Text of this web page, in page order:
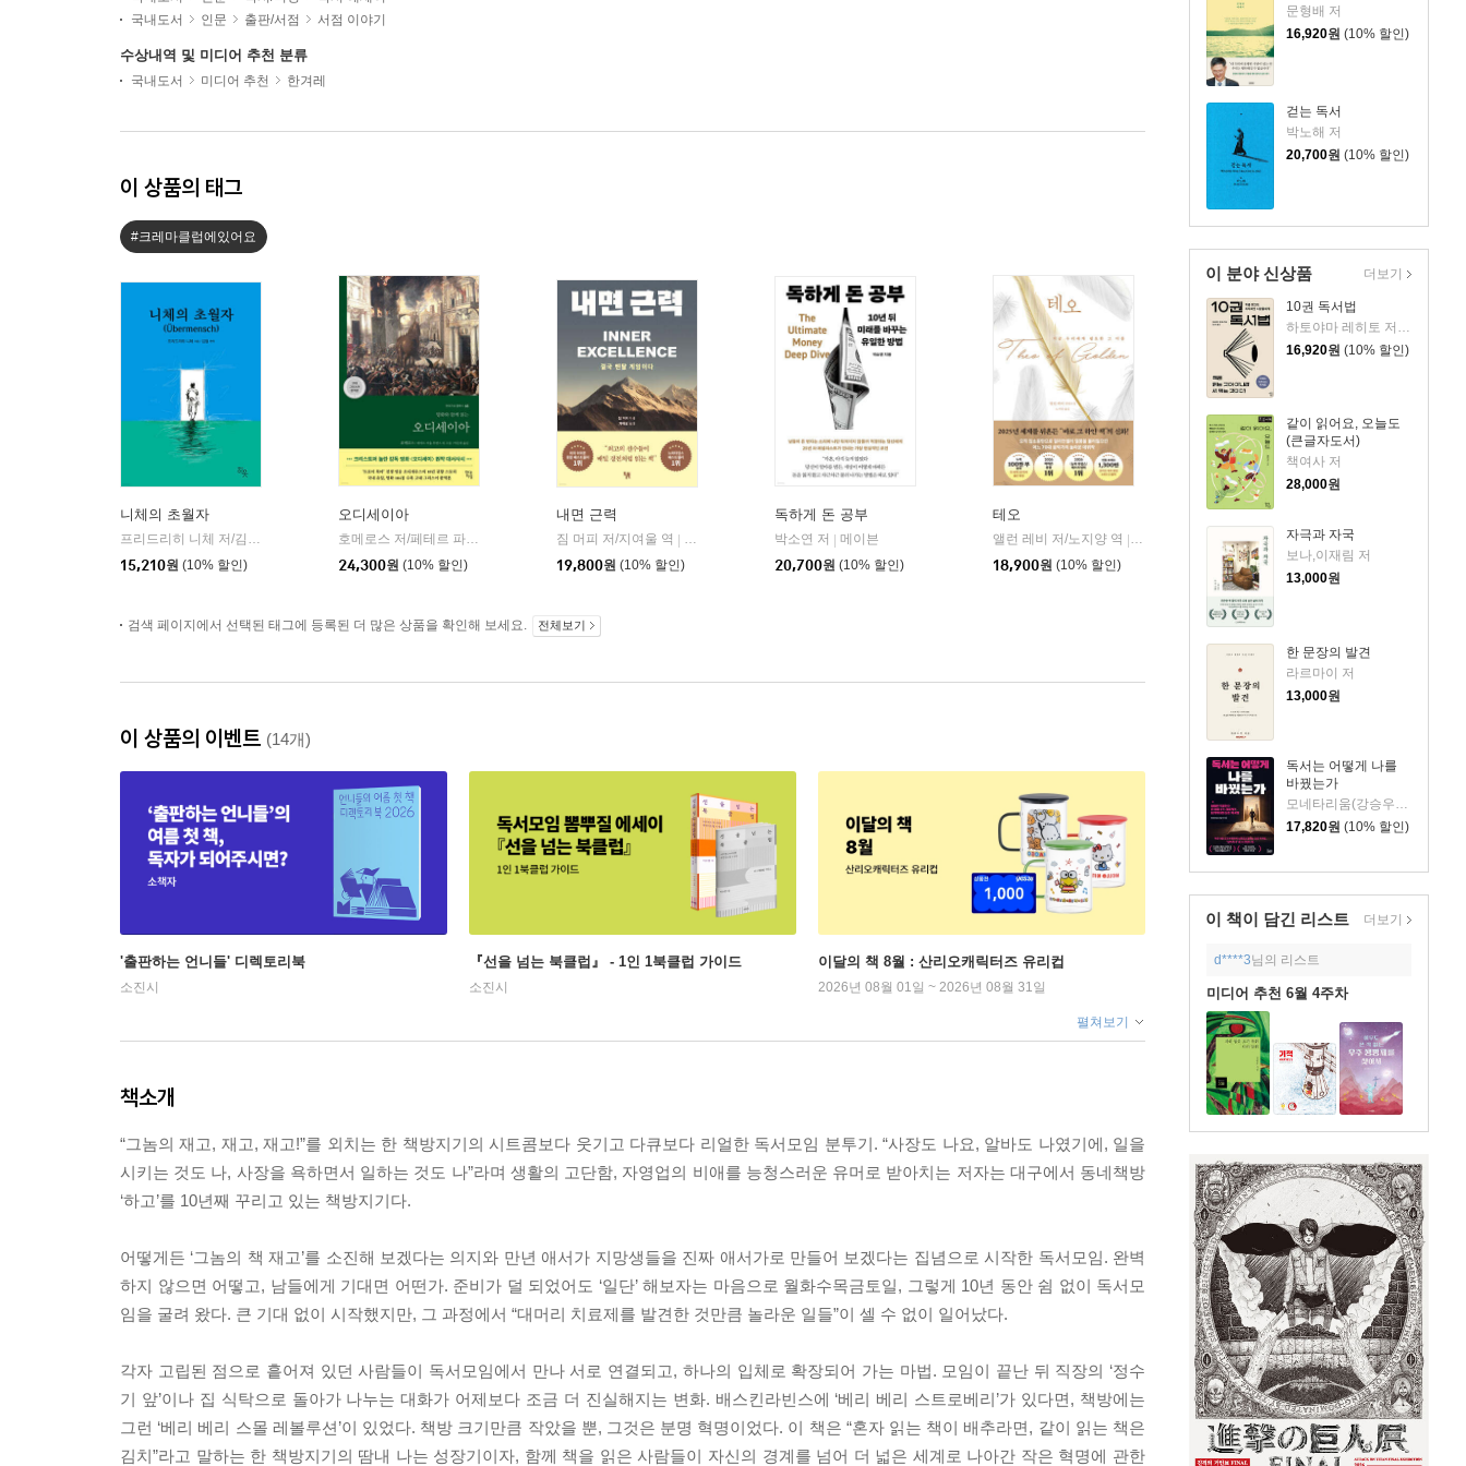
문형배 저
16,920원 (10% 할인)
걷는 독서
박노해 저
20,700원 (10% 할인)
이 분야 신상품
10권 독서법
16,920원 (10% 할인)
같이 읽어요, 오늘도
(큰글자도서)
책여사 저
28,000원
자극과 자국
보나,이재림 저
13,000원
한 문장의 발견
라르마이 저
13,000원
독서는 어떻게 나를
바꿨는가
모네타리움(강승우) 저
17,820원 (10% 할인)
더보기
이 책이 담긴 리스트 더보기
d****3님의 리스트
미디어 추천 6월 4주차
국내도서
인문 출판/서점 서점 이야기
수상내역 및 미디어 추천 분류
국내도서 미디어 추천 한겨레
이 상품의 태그
#크레마클럽에있어요
니체의 초월자
프리드리히 니체 저/김철 편역
15,210원 (10% 할인)
오디세이아
호메로스 저/페테르 파울 루벤스 그림/박문재 역 | 현대지성
24,300원 (10% 할인)
내면 근력
짐 머피 저/지여울 역
윌북(willbook)
19,800원 (10% 할인)
독하게 돈 공부
박소연 저
메이븐
20,700원 (10% 할인)
테오
앨런 레비 저/노지양 역
오팬하우스
18,900원 (10% 할인)
검색 페이지에서 선택된 태그에 등록된 더 많은 상품을 확인해 보세요. 전체보기
이 상품의 이벤트 (14개)
'출판하는 언니들' 디렉토리북
소진시
『선을 넘는 북클럽』 - 1인 1북클럽 가이드
소진시
이달의 책 8월 : 산리오캐릭터즈 유리컵
2026년 08월 01일 ~ 2026년 08월 31일
펼쳐보기
책소개
“그놈의 재고, 재고, 재고!”를 외치는 한 책방지기의 시트콤보다 웃기고 다큐보다 리얼한 독서모임 분투기. “사장도 나요, 알바도 나였기에, 일을
시키는 것도 나, 사장을 욕하면서 일하는 것도 나”라며 생활의 고단함, 자영업의 비애를 능청스러운 유머로 받아치는 저자는 대구에서 동네책방
‘하고’를 10년째 꾸리고 있는 책방지기다.
어떻게든 ‘그놈의 책 재고’를 소진해 보겠다는 의지와 만년 애서가 지망생들을 진짜 애서가로 만들어 보겠다는 집념으로 시작한 독서모임. 완벽
하지 않으면 어떻고, 남들에게 기대면 어떤가. 준비가 덜 되었어도 ‘일단’ 해보자는 마음으로 월화수목금토일, 그렇게 10년 동안 쉼 없이 독서모
임을 굴려 왔다. 큰 기대 없이 시작했지만, 그 과정에서 “대머리 치료제를 발견한 것만큼 놀라운 일들”이 셀 수 없이 일어났다.
각자 고립된 점으로 흩어져 있던 사람들이 독서모임에서 만나 서로 연결되고, 하나의 입체로 확장되어 가는 마법. 모임이 끝난 뒤 직장의 ‘정수
기 앞’이나 집 식탁으로 돌아가 나누는 대화가 어제보다 조금 더 진실해지는 변화. 배스킨라빈스에 ‘베리 베리 스트로베리’가 있다면, 책방에는
그런 ‘베리 베리 스몰 레볼루션’이 있었다. 책방 크기만큼 작았을 뿐, 그것은 분명 혁명이었다. 이 책은 “혼자 읽는 책이 배추라면, 같이 읽는 책은
김치”라고 말하는 한 책방지기의 땀내 나는 성장기이자, 함께 책을 읽은 사람들이 자신의 경계를 넘어 더 넓은 세계로 나아간 작은 혁명에 관한